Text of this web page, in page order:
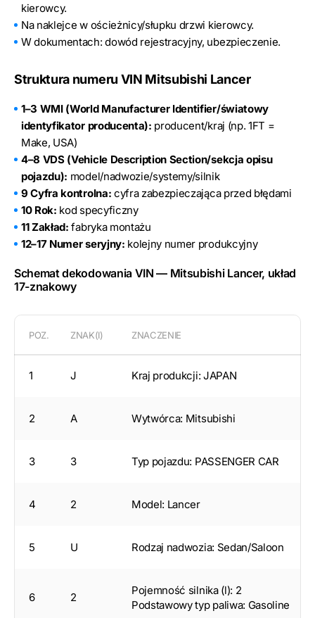
kierowcy.
Na naklejce w ościeżnicy/słupku drzwi kierowcy.
W dokumentach: dowód rejestracyjny, ubezpieczenie.
Struktura numeru VIN Mitsubishi Lancer
1–3 WMI (World Manufacturer Identifier/światowy
identyfikator producenta): producent/kraj (np. 1FT =
Make, USA)
4–8 VDS (Vehicle Description Section/sekcja opisu
pojazdu): model/nadwozie/systemy/silnik
9 Cyfra kontrolna: cyfra zabezpieczająca przed błędami
10 Rok: kod specyficzny
11 Zakład: fabryka montażu
12–17 Numer seryjny: kolejny numer produkcyjny
Schemat dekodowania VIN — Mitsubishi Lancer, układ
17-znakowy
POZ. ZNAK(I) ZNACZENIE
1 J Kraj produkcji: JAPAN
2 A Wytwórca: Mitsubishi
3 3 Typ pojazdu: PASSENGER CAR
4 2 Model: Lancer
5 U Rodzaj nadwozia: Sedan/Saloon
6 2
Pojemność silnika (l): 2
Podstawowy typ paliwa: Gasoline